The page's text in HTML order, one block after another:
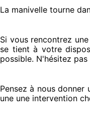
La manivelle tourne
Si vous rencontrez
se tient à votre
possible. N'hésitez
Pensez à nous donner
une une intervention